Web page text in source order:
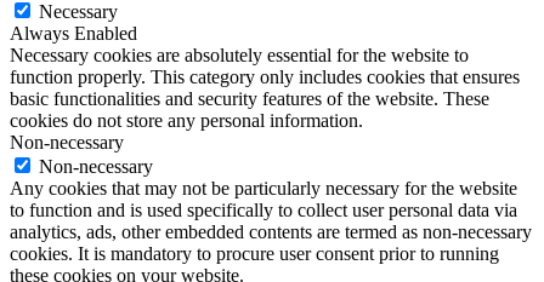
Necessary
Always Enabled
Necessary cookies are absolutely essential for the website to
function properly. This category only includes cookies that ensures
basic functionalities and security features of the website. These
cookies do not store any personal information.
Non-necessary
Non-necessary
Any cookies that may not be particularly necessary for the website
to function and is used specifically to collect user personal data via
analytics, ads, other embedded contents are termed as non-necessary
cookies. It is mandatory to procure user consent prior to running
these cookies on your website.